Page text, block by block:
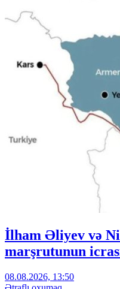
İlham Əliyev və
marşrutunun
08.08.2026, 13:50